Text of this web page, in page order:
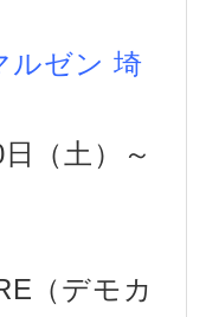
ルゼン 埼
（土）～
（デモカ